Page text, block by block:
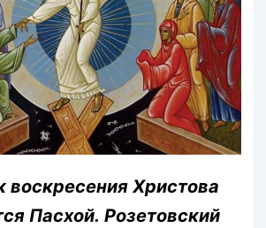
воскресения Христова
Пасхой. Розетовский